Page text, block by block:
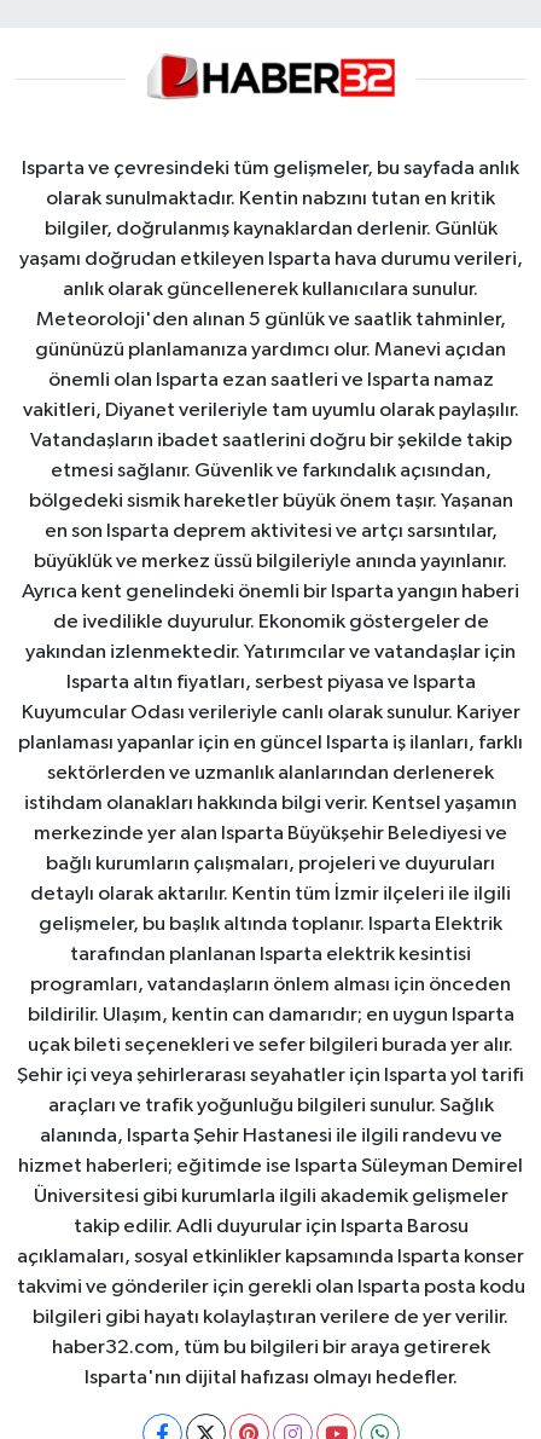
Isparta ve çevresindeki tüm gelişmeler, bu sayfada anlık
olarak sunulmaktadır. Kentin nabzını tutan en kritik
bilgiler, doğrulanmış kaynaklardan derlenir. Günlük
yaşamı doğrudan etkileyen Isparta hava durumu verileri,
anlık olarak güncellenerek kullanıcılara sunulur.
Meteoroloji'den alınan 5 günlük ve saatlik tahminler,
gününüzü planlamanıza yardımcı olur. Manevi açıdan
önemli olan Isparta ezan saatleri ve Isparta namaz
vakitleri, Diyanet verileriyle tam uyumlu olarak paylaşılır.
Vatandaşların ibadet saatlerini doğru bir şekilde takip
etmesi sağlanır. Güvenlik ve farkındalık açısından,
bölgedeki sismik hareketler büyük önem taşır. Yaşanan
en son Isparta deprem aktivitesi ve artçı sarsıntılar,
büyüklük ve merkez üssü bilgileriyle anında yayınlanır.
Ayrıca kent genelindeki önemli bir Isparta yangın haberi
de ivedilikle duyurulur. Ekonomik göstergeler de
yakından izlenmektedir. Yatırımcılar ve vatandaşlar için
Isparta altın fiyatları, serbest piyasa ve Isparta
Kuyumcular Odası verileriyle canlı olarak sunulur. Kariyer
planlaması yapanlar için en güncel Isparta iş ilanları, farklı
sektörlerden ve uzmanlık alanlarından derlenerek
istihdam olanakları hakkında bilgi verir. Kentsel yaşamın
merkezinde yer alan Isparta Büyükşehir Belediyesi ve
bağlı kurumların çalışmaları, projeleri ve duyuruları
detaylı olarak aktarılır. Kentin tüm İzmir ilçeleri ile ilgili
gelişmeler, bu başlık altında toplanır. Isparta Elektrik
tarafından planlanan Isparta elektrik kesintisi
programları, vatandaşların önlem alması için önceden
bildirilir. Ulaşım, kentin can damarıdır; en uygun Isparta
uçak bileti seçenekleri ve sefer bilgileri burada yer alır.
Şehir içi veya şehirlerarası seyahatler için Isparta yol tarifi
araçları ve trafik yoğunluğu bilgileri sunulur. Sağlık
alanında, Isparta Şehir Hastanesi ile ilgili randevu ve
hizmet haberleri; eğitimde ise Isparta Süleyman Demirel
Üniversitesi gibi kurumlarla ilgili akademik gelişmeler
takip edilir. Adli duyurular için Isparta Barosu
açıklamaları, sosyal etkinlikler kapsamında Isparta konser
takvimi ve gönderiler için gerekli olan Isparta posta kodu
bilgileri gibi hayatı kolaylaştıran verilere de yer verilir.
haber32.com, tüm bu bilgileri bir araya getirerek
Isparta'nın dijital hafızası olmayı hedefler.
KÜLTÜR SANAT
MAGAZİN
Oyun
POLİTİKA
RESMİ İLANLAR
SAĞLIK
Spor
Tarihi Yapılarımız
Teknoloji
Türkiye
Yerel
İletişim
Künye